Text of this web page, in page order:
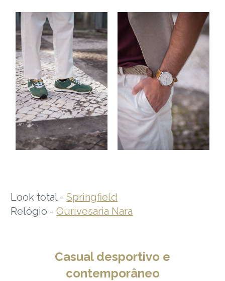
Look total -Springfield
Relógio -Ourivesaria Nara
Casual desportivo e
contemporâneo